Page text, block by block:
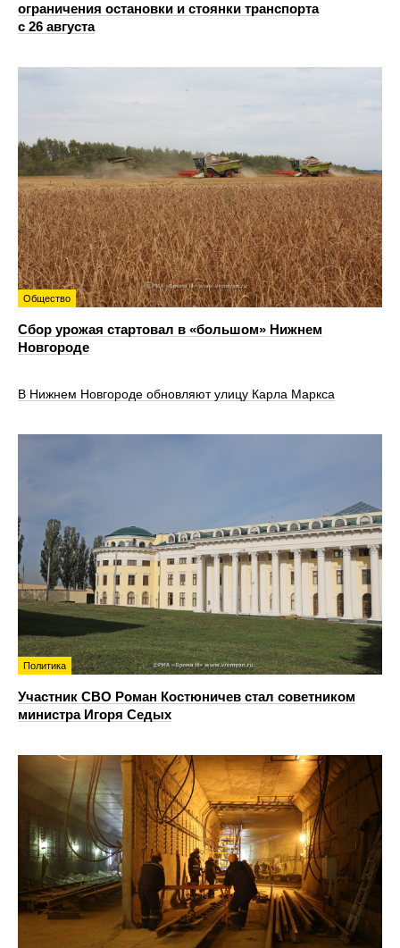
ограничения остановки и стоянки транспорта
с 26 августа
Общество
Сбор урожая стартовал в «большом» Нижнем
Новгороде
В Нижнем Новгороде обновляют улицу Карла Маркса
Политика
Участник СВО Роман Костюничев стал советником
министра Игоря Седых